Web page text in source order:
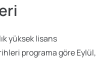
yüksek lisans
programa göre Eylül,